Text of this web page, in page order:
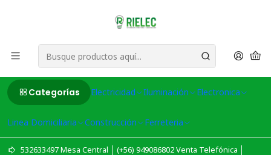
Categorías Electricidad Iluminación Electronica
Linea Domiciliaria Construcción Ferreteria
532633497 Mesa Central │ (+56) 949086802 Venta Telefónica │